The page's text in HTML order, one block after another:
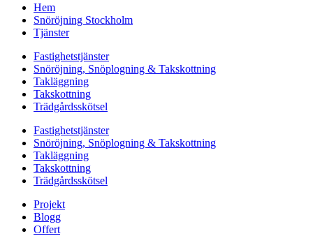
Hem
Snöröjning Stockholm
Tjänster
Fastighetstjänster
Snöröjning, Snöplogning & Takskottning
Takläggning
Takskottning
Trädgårdsskötsel
Fastighetstjänster
Snöröjning, Snöplogning & Takskottning
Takläggning
Takskottning
Trädgårdsskötsel
Projekt
Blogg
Offert